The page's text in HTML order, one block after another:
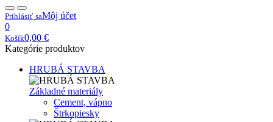
Prihlásiť saMôj účet
0
Košík0,00 €
Kategórie produktov
HRUBÁ STAVBA
Základné materiály
Cement, vápno
Štrkopiesky